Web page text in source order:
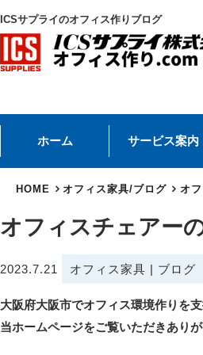
ICSサプライのオフィス作りブログ
ホーム サービス案内
HOME オフィス家具/ブログ オ
オフィスチェアー
2023.7.21 オフィス家具 | ブログ
大阪府大阪市でオフィス環境作りを
当ホームページをご覧いただきあり